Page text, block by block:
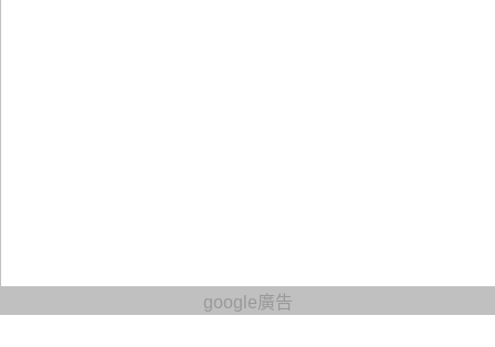
google廣告